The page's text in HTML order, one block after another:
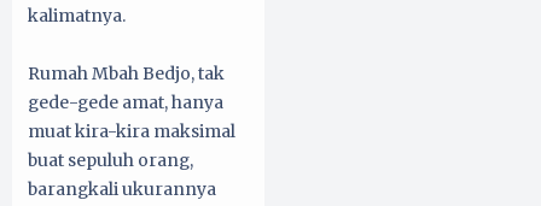
kalimatnya.
Rumah Mbah Bedjo, tak
gede-gede amat, hanya
muat kira-kira maksimal
buat sepuluh orang,
barangkali ukurannya